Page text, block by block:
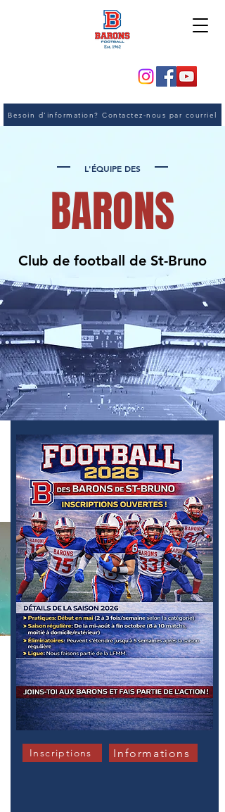
Besoin d'information? Contactez-nous par courriel
L'ÉQUIPE DES
BARONS
Club de football de St-Bruno
Inscriptions Informations